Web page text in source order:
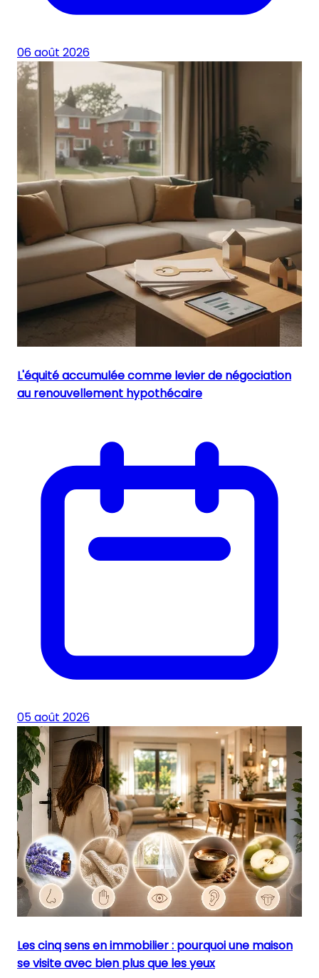
06 août 2026
L'équité accumulée comme levier de négociation
au renouvellement hypothécaire
05 août 2026
Les cinq sens en immobilier : pourquoi une maison
se visite avec bien plus que les yeux